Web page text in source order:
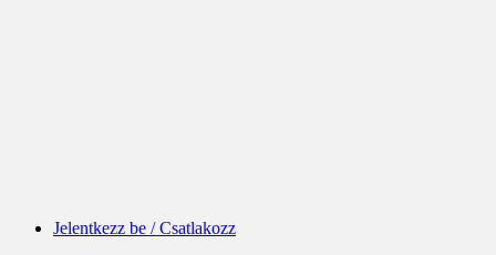
Jelentkezz be / Csatlakozz